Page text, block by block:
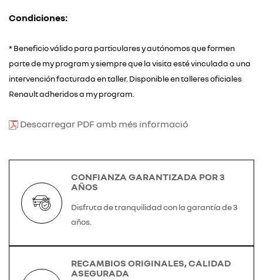
Condiciones:
* Beneficio válido para particulares y autónomos que formen
parte de my program y siempre que la visita esté vinculada a una
intervención facturada en taller. Disponible en talleres oficiales
Renault adheridos a my program.
Descarregar PDF amb més informació
CONFIANZA GARANTIZADA POR 3
AÑOS
Disfruta de tranquilidad con la garantía de 3
años.
RECAMBIOS ORIGINALES, CALIDAD
ASEGURADA